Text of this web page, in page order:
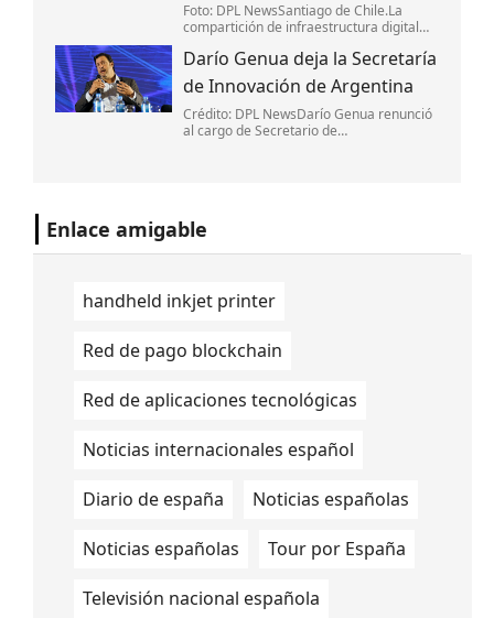
Foto: DPL NewsSantiago de Chile.La
compartición de infraestructura digital
actores del mercado y no en nuevas
obligaciones regulatorias,coincidieron
representantes
Darío Genua deja la Secretaría
de Innovación de Argentina
Crédito: DPL NewsDarío Genua renunció
al cargo de Secretario de
Enlace amigable
handheld inkjet printer
Red de pago blockchain
Red de aplicaciones tecnológicas
Noticias internacionales español
Diario de españa Noticias españolas
Noticias españolas Tour por España
Televisión nacional española